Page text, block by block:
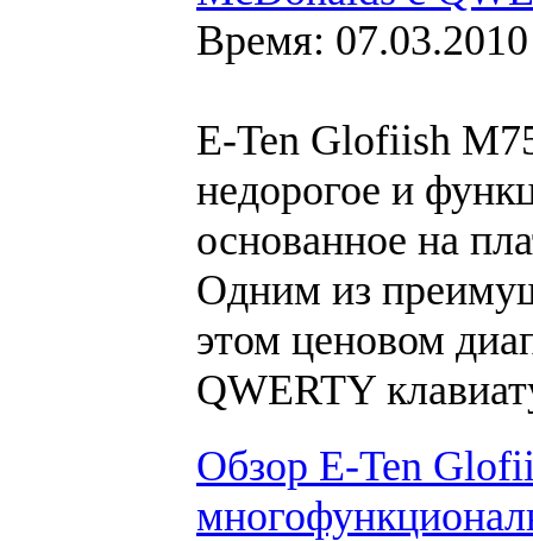
Время:
E-Ten Glofiish
недорогое и
основанное на
Одним из
этом ценовом
QWERTY
Обзор E-Ten